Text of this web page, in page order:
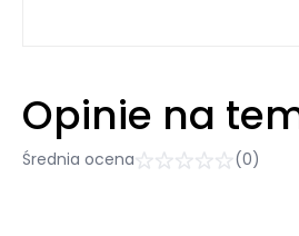
Opinie na
Średnia ocena (0)